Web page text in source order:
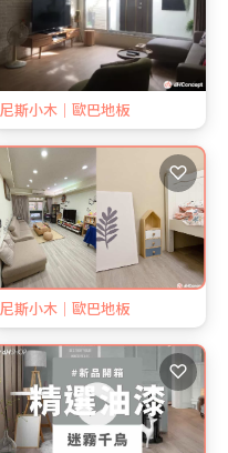
尼斯小木｜歐巴地板
尼斯小木｜歐巴地板
♡
♡